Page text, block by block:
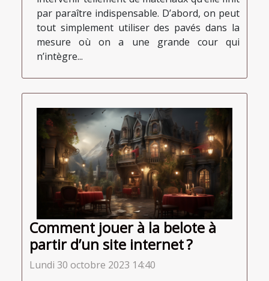
par paraître indispensable. D’abord, on peut
tout simplement utiliser des pavés dans la
mesure où on a une grande cour qui
n’intègre...
Comment jouer à la belote à
partir d’un site internet ?
Lundi 30 octobre 2023 14:40